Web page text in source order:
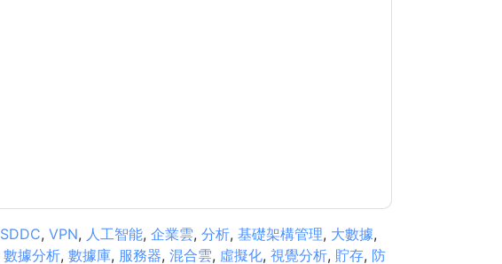
SDDC, VPN, 人工智能, 企業雲, 分析, 基礎架構管理, 大數據,
數據分析, 數據庫, 服務器, 混合雲, 虛擬化, 視覺分析, 貯存, 防